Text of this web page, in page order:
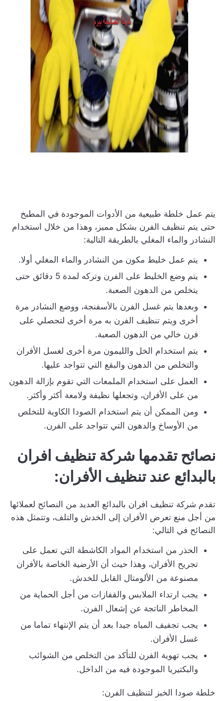
يتم عمل خلطة طبيعية من الأدوات الموجودة في المطبخ
حتى يتم تنظيف الفرن بشكل مميز، وهذا من خلال استخدام
النشادر والماء المغلي بالطريقة التالية:
يتم عمل خليط مكون من النشادر والماء المغلي أولا.
يتم وضع الخليط على الفرن وتركه لمدة 5 دقائق حتى
يتخلص من الدهون الصعبة.
وبعدها يتم غسل الفرن بالأسفنجة، ووضع النشادر مرة
أخرى ويتم تنظيف الفرن به مرة أخرى لتحصلي على
فرن خالي من الدهون الصعبة.
يتم استخدام الخل والليمون مرة أخرى لغسل الأفران
والتخلص من الدهون والبقع التي تتواجد عليها.
العمل على استخدام الملمعات التي تقوم بإزالة الدهون
من على الأفران، وتجعلها نظيفة ولامعة أكثر وأكثر.
ومن الممكن أن يتم استخدام الصودا الكاوية للتخلص
من الأوساخ والدهون التي تتواجد على الفرن.
نصائح تقدمها شركة تنظيف افران
بالبدائع عند تنظيف الأفران:
تقدم شركة تنظيف افران بالبدائع العديد من النصائح لعملائها
من أجل منع تعرض الأفران إلى الخدش والتلف، وتتمثل هذه
النصائح في التالي:
الحذر من استخدام المواد الكاشطة التي تعمل على
تجريح الأفران، وهذا حيث أن الأرضية الخاصة بالأفران
مصنوعة من الألومتال القابل للخدش.
يجب ارتداء الملابس والقفازات من أجل الحماية من
المخاطر الناتجة عن إشعال الفرن.
يجب تجفيف المياه جيدا بعد أن يتم الإنتهاء تماما من
غسل الأفران.
يجب تهوية الفرن للتأكد من التخلص من الشوائب
والبكتيريا الموجودة فيه من الداخل.
خلطة صودا الخبز لتنظيف الفرن: